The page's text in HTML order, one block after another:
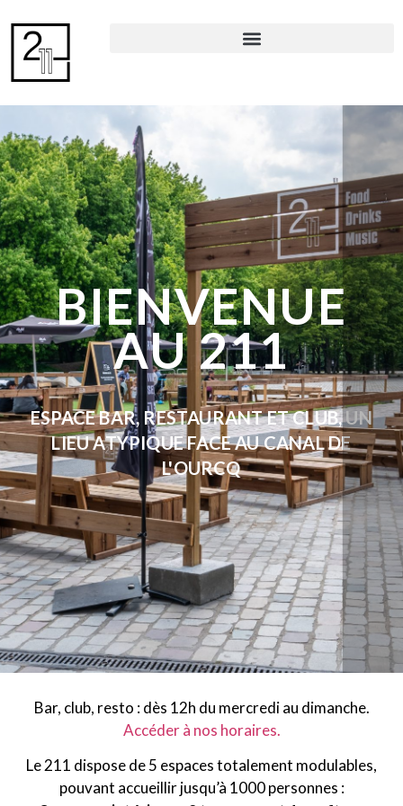
BIENVENUE
AU 211
ESPACE BAR, RESTAURANT ET CLUB, UN
LIEU ATYPIQUE FACE AU CANAL DE
L'OURCQ
Bar, club, resto : dès 12h du mercredi au dimanche.
Accéder à nos horaires.
Le 211 disposede 5 espaces totalement modulables,
pouvant accueillir jusqu’à 1000 personnes :